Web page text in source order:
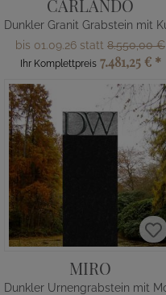
CARLANDO
bis 01.09.26 statt 8.550,00 €
Ihr Komplettpreis 7.481,25 € *
MIRO